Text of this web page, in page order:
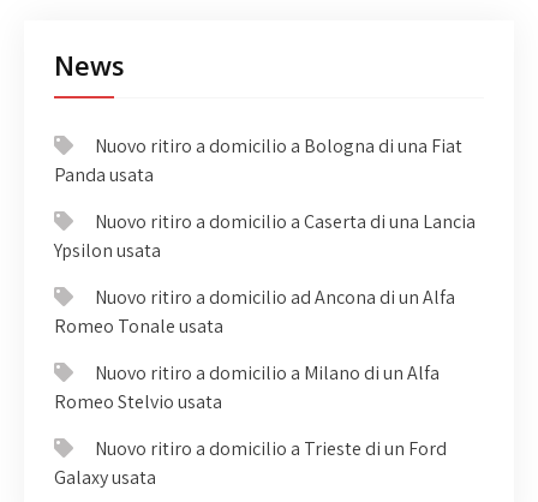
News
Nuovo ritiro a domicilio a Bologna di una Fiat
Panda usata
Nuovo ritiro a domicilio a Caserta di una Lancia
Ypsilon usata
Nuovo ritiro a domicilio ad Ancona di un Alfa
Romeo Tonale usata
Nuovo ritiro a domicilio a Milano di un Alfa
Romeo Stelvio usata
Nuovo ritiro a domicilio a Trieste di un Ford
Galaxy usata